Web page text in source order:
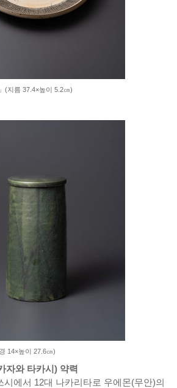
(지름 37.4×높이 5.2㎝)
14×높이 27.6㎝)
자와 타카시) 약력
시에서 12대 나카리타로 우에몬(무안)의